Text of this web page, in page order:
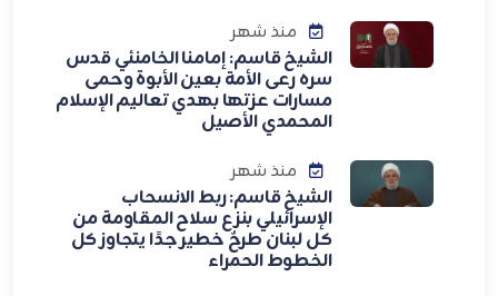
منذ شهر
الشيخ قاسم: إمامنا الخامنئي قدس
سره رعى الأمة بعين الأبوة وحمى
مسارات عزتها بهدي تعاليم الإسلام
المحمدي الأصيل
منذ شهر
الشيخ قاسم: ربط الانسحاب
الإسرائيلي بنزع سلاح المقاومة من
كل لبنان طرحٌ خطير جدًا يتجاوز كل
الخطوط الحمراء